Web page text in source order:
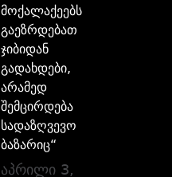
მოქალაქეებს
გაეზრდებათ
ჯიბიდან
გადახდები,
არამედ
შემცირდება
სადაზღვევო
ბაზარიც“
აპრილი 3,